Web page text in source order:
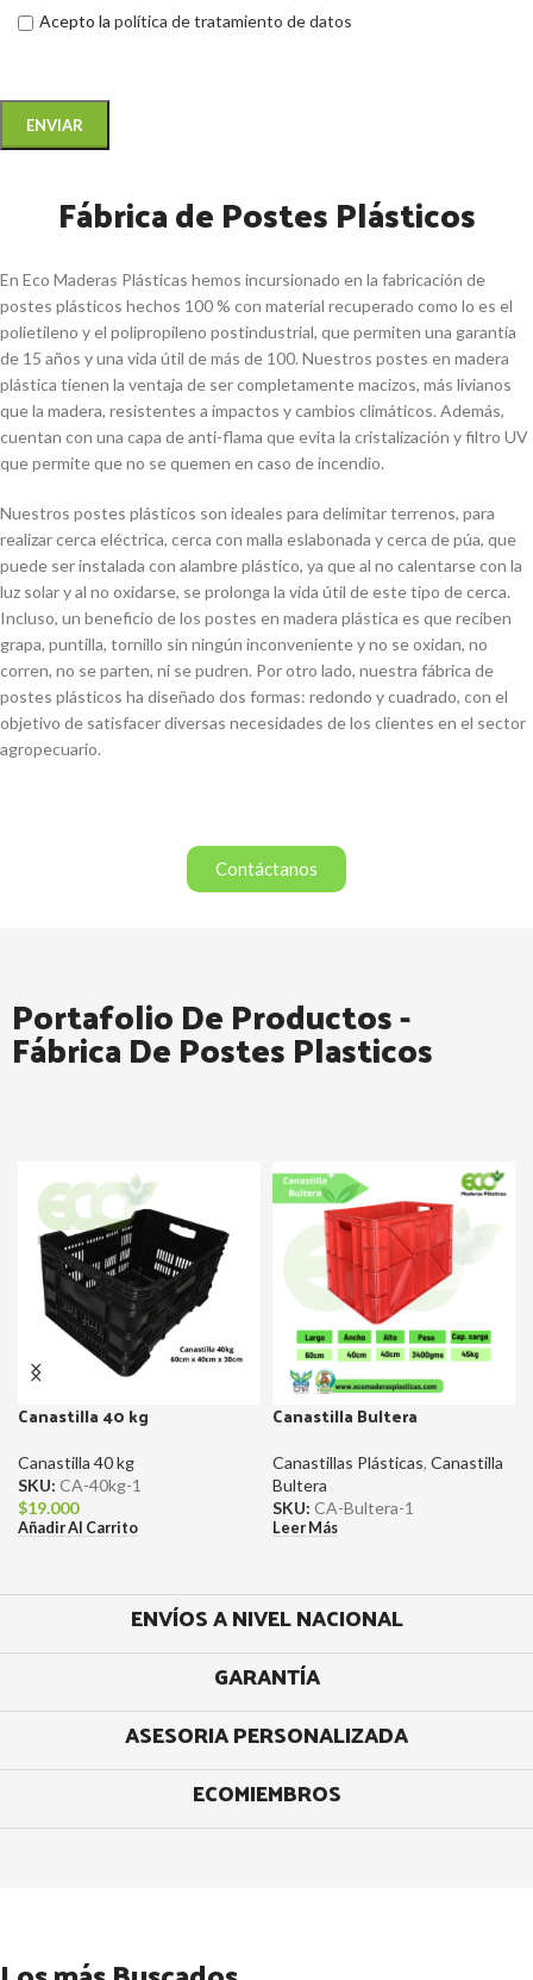
Acepto la política de tratamiento de datos
Fábrica de Postes Plásticos
En Eco Maderas Plásticas hemos incursionado en la fabricación de
postes plásticos hechos 100 % con material recuperado como lo es el
polietileno y el polipropileno postindustrial, que permiten una garantía
de 15 años y una vida útil de más de 100. Nuestros postes en madera
plástica tienen la ventaja de ser completamente macizos, más livianos
que la madera, resistentes a impactos y cambios climáticos. Además,
cuentan con una capa de anti-flama que evita la cristalización y filtro UV
que permite que no se quemen en caso de incendio.
Nuestros postes plásticos son ideales para delimitar terrenos, para
realizar cerca eléctrica, cerca con malla eslabonada y cerca de púa, que
puede ser instalada con alambre plástico, ya que al no calentarse con la
luz solar y al no oxidarse, se prolonga la vida útil de este tipo de cerca.
Incluso, un beneficio de los postes en madera plástica es que reciben
grapa, puntilla, tornillo sin ningún inconveniente y no se oxidan, no
corren, no se parten, ni se pudren. Por otro lado, nuestra fábrica de
postes plásticos ha diseñado dos formas: redondo y cuadrado, con el
objetivo de satisfacer diversas necesidades de los clientes en el sector
agropecuario.
Contáctanos
Portafolio De Productos -
Fábrica De Postes Plasticos
Canastilla 40 kg
Canastilla 40 kg
SKU: CA-40kg-1
$19.000
Añadir Al Carrito
Canastilla Bultera
Canastillas Plásticas, Canastilla
Bultera
SKU: CA-Bultera-1
Leer Más
ENVÍOS A NIVEL NACIONAL
GARANTÍA
ASESORIA PERSONALIZADA
ECOMIEMBROS